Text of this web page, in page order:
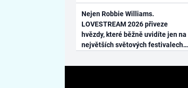
Nejen Robbie Williams.
LOVESTREAM 2026 přiveze
hvězdy, které běžně uvidíte jen na
největších světových festivalech